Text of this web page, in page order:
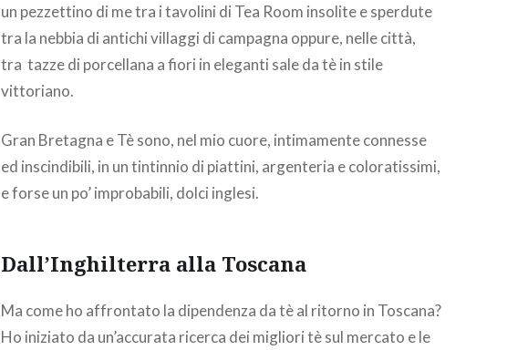
un pezzettino di me tra i tavolini di Tea Room insolite e sperdute
tra la nebbia di antichi villaggi di campagna oppure, nelle città,
tra tazze di porcellana a fiori in eleganti sale da tè in stile
vittoriano.
Gran Bretagna e Tè sono, nel mio cuore, intimamente connesse
ed inscindibili, in un tintinnio di piattini, argenteria e coloratissimi,
e forse un po’ improbabili, dolci inglesi.
Dall’Inghilterra alla Toscana
Ma come ho affrontato la dipendenza da tè al ritorno in Toscana?
Ho iniziato da un’accurata ricerca dei migliori tè sul mercato e le